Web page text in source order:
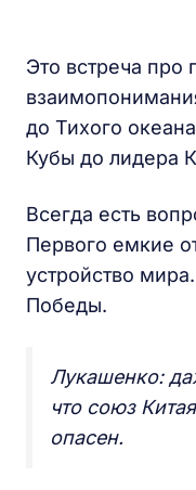
Это встреча про
до Тихого
Кубы до лидера
Всегда есть
Первого емкие
устройство
Победы.
Лукашенко:
что союз
опасен.